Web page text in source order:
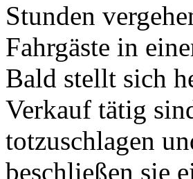
Stunden
Fahrgäste in
Bald stellt sich
Verkauf tätig
totzuschlagen
beschließen sie